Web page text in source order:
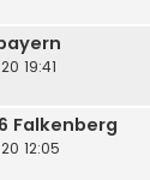
19:41
Falkenberg
12:05